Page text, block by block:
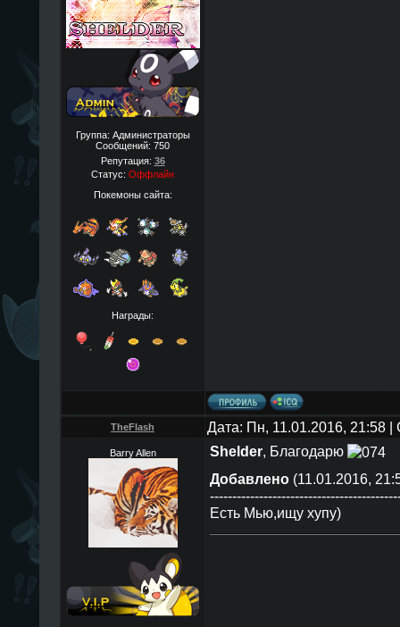
Группа: Администраторы
Сообщений: 750
Репутация: 36
Статус: Оффлайн
Покемоны сайта:
Награды:
TheFlаsh Дата: Пн, 11.01.2016, 21:58
Barry Allen Shelder, Благодарю
Добавлено(11.01.2016,
Есть Мью,ищу хупу)